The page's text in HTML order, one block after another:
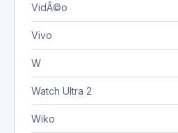
VidÃ©o
Vivo
W
Watch Ultra 2
Wiko